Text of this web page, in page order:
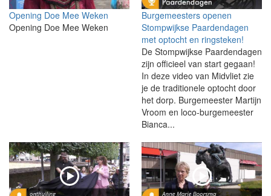
Opening Doe Mee Weken
Opening Doe Mee Weken
Burgemeesters openen
Stompwijkse Paardendagen
met optocht en ringsteken!
De Stompwijkse Paardendagen
zijn officieel van start gegaan!
In deze video van Midvliet zie
je de traditionele optocht door
het dorp. Burgemeester Martijn
Vroom en loco-burgemeester
Bianca...